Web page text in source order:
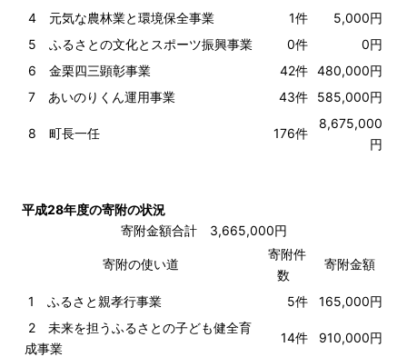
4 元気な農林業と環境保全事業 1件
5,000円
5 ふるさとの文化とスポーツ振興事業
0件
0円
6 金栗四三顕彰事業
42件 480,000円
7 あいのりくん運用事業
43件 585,000円
8 町長一任 176件
8,675,000
円
平成28年度の寄附の状況
寄附金額合計 3,665,000円
寄附の使い道
寄附件
数
寄附金額
1 ふるさと親孝行事業 5件
165,000円
2 未来を担うふるさとの子ども健全育
成事業
14件 910,000円